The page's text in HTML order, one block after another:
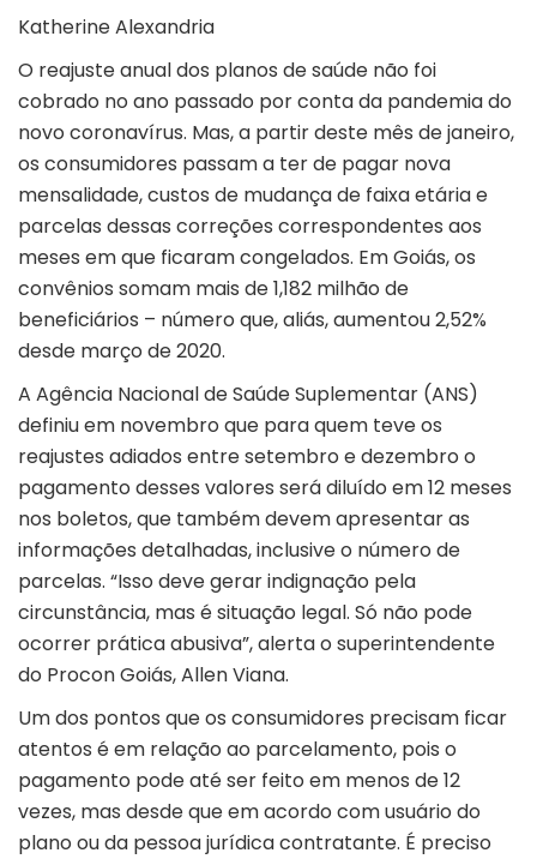
Katherine Alexandria
O reajuste anual dos planos de saúde não foi
cobrado no ano passado por conta da pandemia do
novo coronavírus. Mas, a partir deste mês de janeiro,
os consumidores passam a ter de pagar nova
mensalidade, custos de mudança de faixa etária e
parcelas dessas correções correspondentes aos
meses em que ficaram congelados. Em Goiás, os
convênios somam mais de 1,182 milhão de
beneficiários – número que, aliás, aumentou 2,52%
desde março de 2020.
A Agência Nacional de Saúde Suplementar (ANS)
definiu em novembro que para quem teve os
reajustes adiados entre setembro e dezembro o
pagamento desses valores será diluído em 12 meses
nos boletos, que também devem apresentar as
informações detalhadas, inclusive o número de
parcelas. “Isso deve gerar indignação pela
circunstância, mas é situação legal. Só não pode
ocorrer prática abusiva”, alerta o superintendente
do Procon Goiás, Allen Viana.
Um dos pontos que os consumidores precisam ficar
atentos é em relação ao parcelamento, pois o
pagamento pode até ser feito em menos de 12
vezes, mas desde que em acordo com usuário do
plano ou da pessoa jurídica contratante. É preciso